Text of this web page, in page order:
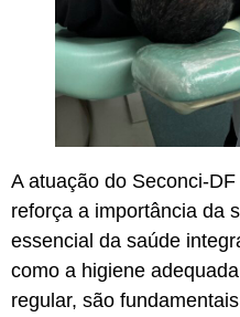
A atuação do Seconci-
reforça a importância da
essencial da saúde
como a higiene
regular, são